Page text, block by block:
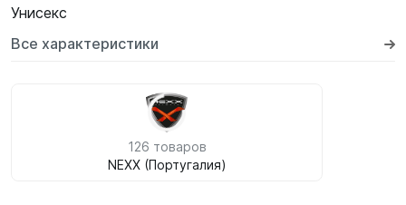
Унисекс
Все характеристики
126 товаров
NEXX (Португалия)